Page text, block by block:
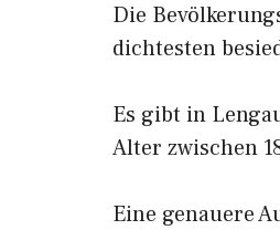
Die
dichtesten
Es gibt in
Alter zwischen
Eine genauere